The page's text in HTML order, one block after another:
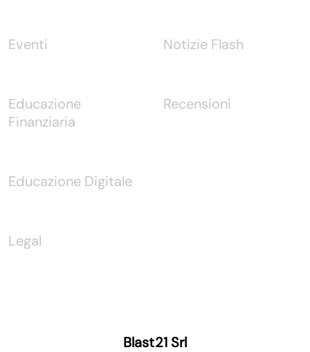
Eventi
Educazione
Finanziaria
Educazione Digitale
Legal
Notizie Flash
Recensioni
Blast21 Srl